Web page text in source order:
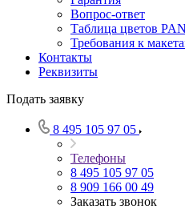
Вопрос-ответ
Таблица цветов
Требования к
Контакты
Реквизиты
Подать заявку
8 495 105 97 05
Телефоны
8 495 105 97 05
8 909 166 00 49
Заказать звонок